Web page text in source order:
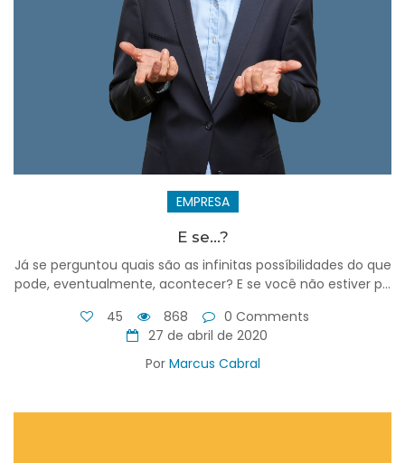
EMPRESA
E se...?
Já se perguntou quais são as infinitas possíbilidades do que
pode, eventualmente, acontecer? E se você não estiver p...
45
868
0 Comments
27 de abril de 2020
Por Marcus Cabral